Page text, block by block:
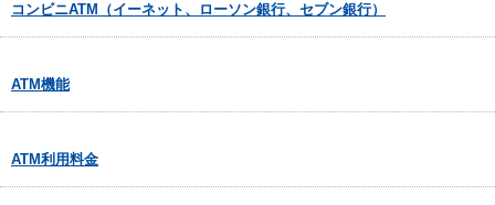
コンビニATM（イーネット、ローソン銀行、セブン銀行）
ATM機能
ATM利用料金